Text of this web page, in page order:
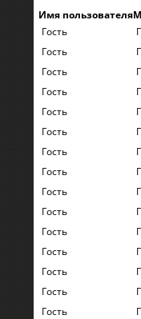
Имя пользователя
Гость
Гость
Гость
Гость
Гость
Гость
Гость
Гость
Гость
Гость
Гость
Гость
Гость
Гость
Гость